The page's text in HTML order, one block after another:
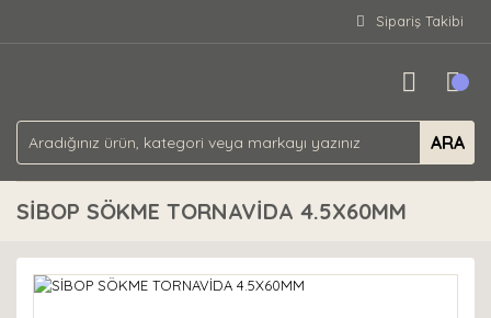
Sipariş Takibi
ARA
SİBOP SÖKME TORNAVİDA 4.5X60MM